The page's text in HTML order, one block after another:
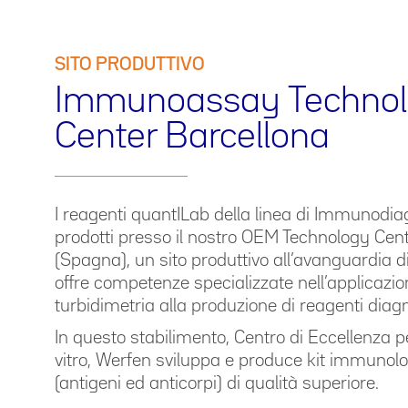
SITO PRODUTTIVO
Immunoassay
Center Barcellona
I reagenti quantILab della linea di
prodotti presso il nostro OEM Technology
(Spagna), un sito produttivo all’avanguardia
offre competenze specializzate
turbidimetria alla produzione di reagenti
In questo stabilimento, Centro di Eccellenza
vitro, Werfen sviluppa e produce kit
(antigeni ed anticorpi) di qualità superiore.